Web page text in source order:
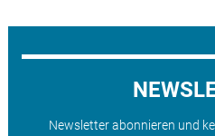
Newsletter abonnieren und